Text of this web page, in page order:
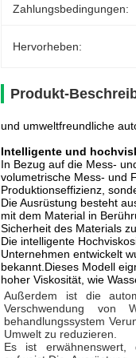
Zahlungsbedingungen:
Hervorheben:
Produkt-
und umweltfreundliche
Intelligente und
In Bezug auf die Mess-
volumetrische Mess- und
Produktionseffizienz,
Die Ausrüstung besteht
mit dem Material in
Sicherheit des Materials
Die intelligente
Unternehmen entwickelt
bekannt.Dieses Modell
hoher Viskosität, wie
Außerdem ist die
Verschwendung von
behandlungssystem
Umwelt zu reduzieren.
Es ist erwähnenswert,